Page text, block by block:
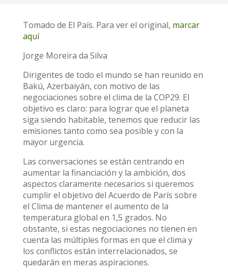
Tomado de El País. Para ver el original, marcar
aquí
Jorge Moreira da Silva
Dirigentes de todo el mundo se han reunido en
Bakú, Azerbaiyán, con motivo de las
negociaciones sobre el clima de la COP29. El
objetivo es claro: para lograr que el planeta
siga siendo habitable, tenemos que reducir las
emisiones tanto como sea posible y con la
mayor urgencia.
Las conversaciones se están centrando en
aumentar la financiación y la ambición, dos
aspectos claramente necesarios si queremos
cumplir el objetivo del Acuerdo de París sobre
el Clima de mantener el aumento de la
temperatura global en 1,5 grados. No
obstante, si estas negociaciones no tienen en
cuenta las múltiples formas en que el clima y
los conflictos están interrelacionados, se
quedarán en meras aspiraciones.